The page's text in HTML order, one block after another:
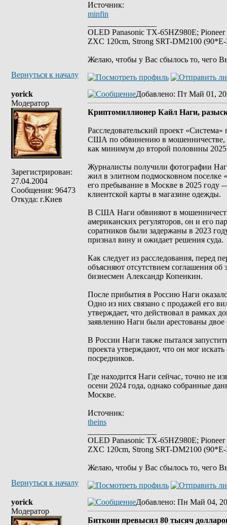
Источник:
minfin
OLED Panasonic TX-65HZ980E;
ZXC 120cm, Strong SRT-DM2100
Желаю, чтобы у Вас сбылось то, чего
Вернуться к началу
yorick
Модератор
Зарегистрирован:
27.04.2004
Сообщения: 96473
Откуда: г.Киев
Добавлено: Пт Май 01,
Криптомиллионер Кайл Наги,
Расследовательский проект
США по обвинению в мошенничестве,
как минимум до второй половины
Журналисты получили фотографии
жил в элитном подмосковном
его пребывание в Москве в 2025 году
клиентской карты в магазине одежды.
В США Наги обвиняют в
американских регуляторов, он и его
соратников были задержаны в 2023
признал вину и ожидает решения суда.
Как следует из расследования,
объясняют отсутствием соглашения
бизнесмен Александр Копенкин.
После прибытия в Россию Наги
Одно из них связано с продажей его
утверждает, что действовал в рамках
заявлению Наги были арестованы
В России Наги также пытался
проекта утверждают, что он мог
посредников.
Где находится Наги сейчас, точно не
осени 2024 года, однако собранные
Москве.
Источник:
theins
OLED Panasonic TX-65HZ980E;
ZXC 120cm, Strong SRT-DM2100
Желаю, чтобы у Вас сбылось то, чего
Вернуться к началу
yorick
Модератор
Добавлено: Пн Май 04,
Биткоин превысил 80 тысяч